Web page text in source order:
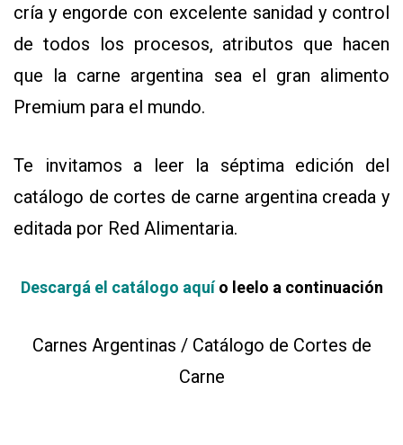
Y
POLÍTICAS
PRIVACIDAD
DEL
SOMOS
cría y engorde con excelente sanidad y control
de todos los procesos, atributos que hacen
que la carne argentina sea el gran alimento
Premium para el mundo.
Te invitamos a leer la séptima edición del
catálogo de cortes de carne argentina creada y
editada por Red Alimentaria.
Descargá el catálogo aquío leelo a continuación
Carnes Argentinas / Catálogo de Cortes de
Carne